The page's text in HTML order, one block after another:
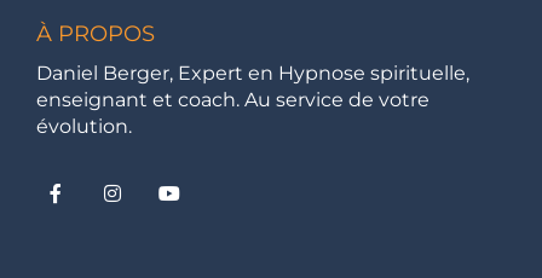
À PROPOS
Daniel Berger, Expert en Hypnose spirituelle,
enseignant et coach. Au service de votre
évolution.